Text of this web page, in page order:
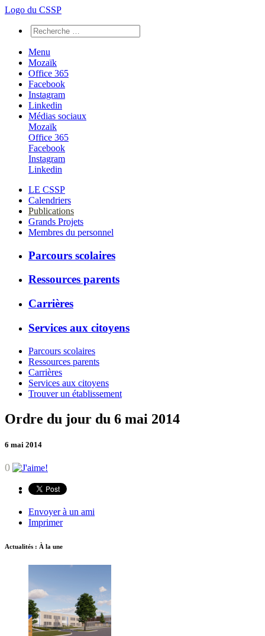
Logo du CSSP
Menu
Mozaïk
Office 365
Facebook
Instagram
Linkedin
Médias sociaux
Mozaïk
Office 365
Facebook
Instagram
Linkedin
LE CSSP
Calendriers
Publications
Grands Projets
Membres du personnel
Parcours scolaires
Ressources parents
Carrières
Services aux citoyens
Parcours scolaires
Ressources parents
Carrières
Services aux citoyens
Trouver un établissement
Ordre du jour du 6 mai 2014
6 mai 2014
0
Envoyer à un ami
Imprimer
Actualités : À la une